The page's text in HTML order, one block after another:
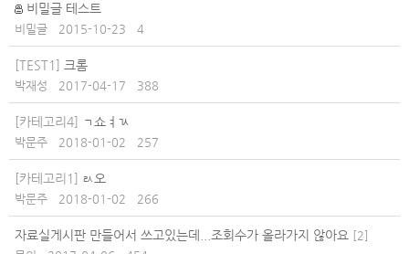
비밀글 테스트
비밀글 2015-10-23 4
[TEST1] 크롬
박재성 2017-04-17 388
[카테고리4] ㄱ쇼ㅕㄳ
박문주 2018-01-02 257
[카테고리1] ㄽ오
박문주 2018-01-02 266
자료실게시판 만들어서 쓰고있는데...조회수가 올라가지 않아요 [2]